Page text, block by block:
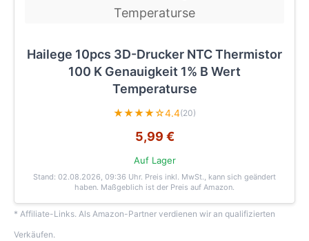
Hailege 10pcs 3D-Drucker NTC Thermistor
100 K Genauigkeit 1% B Wert
Temperaturse
★★★★☆4.4(20)
5,99 €
Auf Lager
Stand: 02.08.2026, 09:36 Uhr. Preis inkl. MwSt., kann sich geändert
haben. Maßgeblich ist der Preis auf Amazon.
* Affiliate-Links. Als Amazon-Partner verdienen wir an qualifizierten
Verkäufen.